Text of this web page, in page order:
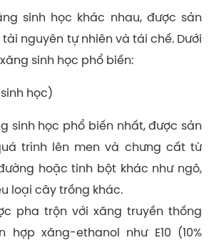
sinh học khác nhau, được sản
nguyên tự nhiên và tái chế. Dưới
sinh học phổ biến:
học)
sinh học phổ biến nhất, được sản
trình lên men và chưng cất từ
hoặc tinh bột khác như ngô,
loại cây trồng khác.
pha trộn với xăng truyền thống
xăng-ethanol như E10 (10%